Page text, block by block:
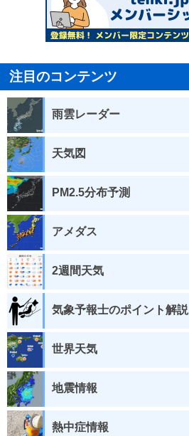
注目のコンテンツ
雨雲レーダー
天気図
PM2.5分布予測
アメダス
2週間天気
気象予報士のポイント解説
世界天気
地震情報
熱中症情報